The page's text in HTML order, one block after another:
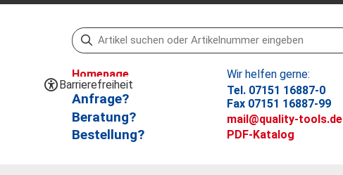
Barrierefreiheit
Homepage
Anfrage?
Beratung?
Bestellung?
Wir helfen gerne:
Tel. 07151 16887-0
Fax 07151 16887-99
mail@quality-tools.de
PDF-Katalog